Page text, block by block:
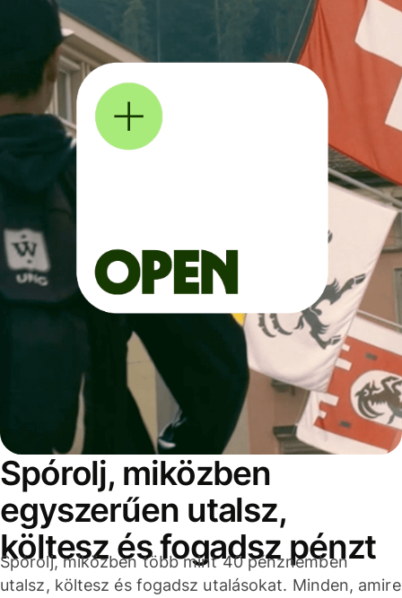
Spórolj, miközben
egyszerűen utalsz,
költesz és fogadsz pénzt
Spórolj, miközben több mint 40 pénznemben
utalsz, költesz és fogadsz utalásokat. Minden, amire